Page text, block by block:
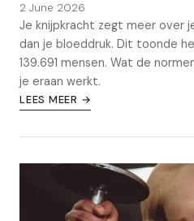
2 June 2026
Je knijpkracht zegt meer over
dan je bloeddruk. Dit toonde
139.691 mensen. Wat de
je eraan werkt.
LEES MEER →